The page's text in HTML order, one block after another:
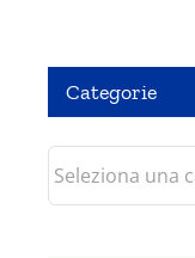
Categorie
Categorie